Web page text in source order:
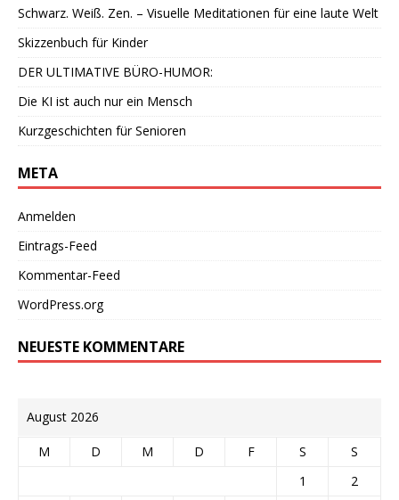
Schwarz. Weiß. Zen. – Visuelle Meditationen für eine laute Welt
Skizzenbuch für Kinder
DER ULTIMATIVE BÜRO-HUMOR:
Die KI ist auch nur ein Mensch
Kurzgeschichten für Senioren
META
Anmelden
Eintrags-Feed
Kommentar-Feed
WordPress.org
NEUESTE KOMMENTARE
August 2026
M D M D F S
S
1
2